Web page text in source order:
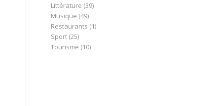
Littérature (39)
Musique (49)
Restaurants (1)
Sport (25)
Tourisme (10)